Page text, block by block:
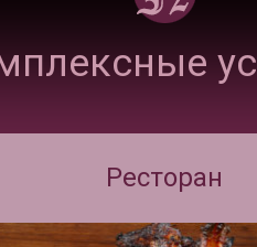
Ресторан